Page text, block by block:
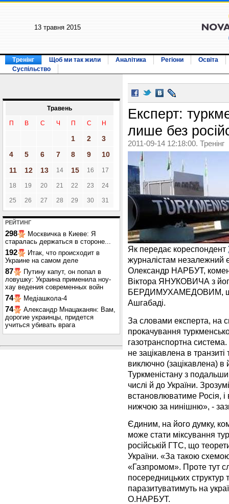
13 травня 2015
Тренінг Щоб ми так жили Аналітика Регіони
Освіта
Суспільство
Травень
П В С Ч П С Н
1 2
3
4
5 6 7 8 9
10
11
12 13 14 15 16 17
18 19 20 21 22 23 24
25 26 27 28 29 30 31
РЕЙТИНГ
298
Москвичка в Киеве: Я
старалась держаться в стороне...
192
Итак, что происходит в
Украине на самом деле
87
Путину капут, он попал в
ловушку: Украина применила ноу-
хау ведения современных войн
74 Медіашкола-4
74
Александр Мнацаканян: Вам,
дорогие украинцы, придется
учиться убивать врага
Експерт:
лише без
2011-09-14 12:18:00. Тренінг
Як передає кореспондент
журналістам незалежний
Олександр НАРБУТ,
Віктора ЯНУКОВИЧА з
БЕРДИМУХАМЕДОВИМ, що
Ашгабаді.
За словами експерта, на
прокачування
газотранспортна
не зацікавлена в
виключно (зацікавлена) в
Туркменістану з
числі й до України.
встановлюватиме Росія,
нижчою за нинішню», -
Єдиним, на його думку,
може стати міксування
російській ГТС, що
України. «За такою
«Газпромом». Проте тут
посередницьких структур
паразитуватимуть на
О.НАРБУТ.